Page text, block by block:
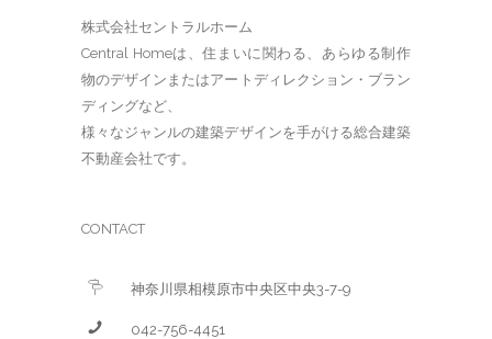
株式会社セントラルホーム
Central Homeは、住まいに関わる、あらゆる制作
物のデザインまたはアートディレクション・ブラン
ディングなど、
様々なジャンルの建築デザインを手がける総合建築
不動産会社です。
CONTACT
神奈川県相模原市中央区中央3-7-9
042-756-4451